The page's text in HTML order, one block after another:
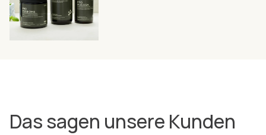
Das sagen unsere Kunden